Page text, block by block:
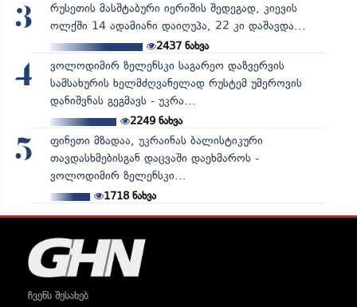
3
რუსეთის მასშტაბური იერიშის შედეგად, კიევის
ოლქში 14 ადამიანი დაიღუპა, 22 კი დაშავდა...
2437ნახვა
4
ვოლოდიმირ ზელენსკი საგარეო დაზვერვის
სამსახურის ხელმძღვანელად რუსტემ უმეროვის
დანიშვნას გეგმავს - უკრა...
2249ნახვა
5
ფინეთი მზადაა, უკრაინას ბალისტიკური
თავდასხმებისგან დაცვაში დაეხმაროს -
ვოლოდიმირ ზელენსკი...
1718ნახვა
ჩვენს შესახებ